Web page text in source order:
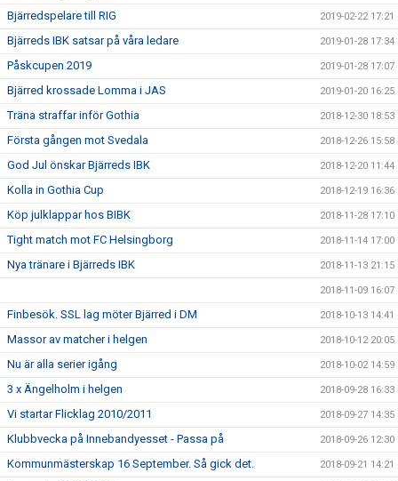
Bjärredspelare till RIG 2019-02-22 17:21
Bjärreds IBK satsar på våra ledare 2019-01-28 17:34
Påskcupen 2019 2019-01-28 17:07
Bjärred krossade Lomma i JAS 2019-01-20 16:25
Träna straffar inför Gothia 2018-12-30 18:53
Första gången mot Svedala 2018-12-26 15:58
God Jul önskar Bjärreds IBK 2018-12-20 11:44
Kolla in Gothia Cup 2018-12-19 16:36
Köp julklappar hos BIBK 2018-11-28 17:10
Tight match mot FC Helsingborg 2018-11-14 17:00
Nya tränare i Bjärreds IBK 2018-11-13 21:15
2018-11-09 16:07
Finbesök. SSL lag möter Bjärred i DM 2018-10-13 14:41
Massor av matcher i helgen 2018-10-12 20:05
Nu är alla serier igång 2018-10-02 14:59
3 x Ängelholm i helgen 2018-09-28 16:33
Vi startar Flicklag 2010/2011 2018-09-27 14:35
Klubbvecka på Innebandyesset - Passa på 2018-09-26 12:30
Kommunmästerskap 16 September. Så gick det. 2018-09-21 14:21